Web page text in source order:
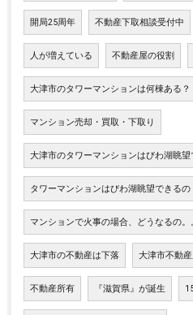
開局25周年 不動産下取相談受付中
人が増えている 不動産屋の役割
大津市のタワーマンションは何棟ある？
マンション売却・買取・下取り
大津市のタワーマンションはびわ湖眺望
タワーマンションはびわ湖眺望できるの
マンションで火事の場合、どうなるの。
大津市の不動産は下落 大津市不動
不動産所有 『滋賀県』が誕生